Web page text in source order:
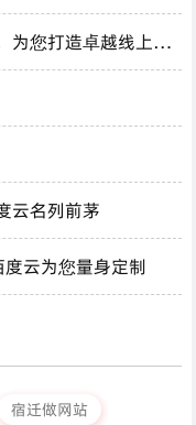
为您打造卓越线上体
云名列前茅
云为您量身定制
宿迁做网站